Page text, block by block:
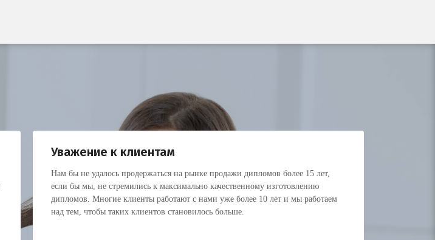
Уважение к клиентам
Нам бы не удалось продержаться на рынке продажи дипломов более 15 лет,
если бы мы, не стремились к максимально качественному изготовлению
дипломов. Многие клиенты работают с нами уже более 10 лет и мы работаем
над тем, чтобы таких клиентов становилось больше.